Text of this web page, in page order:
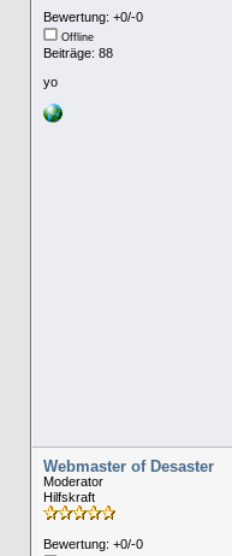
Bewertung: +0/-0
Offline
Beiträge: 88
yo
Webmaster of Desaster
Moderator
Hilfskraft
Bewertung: +0/-0